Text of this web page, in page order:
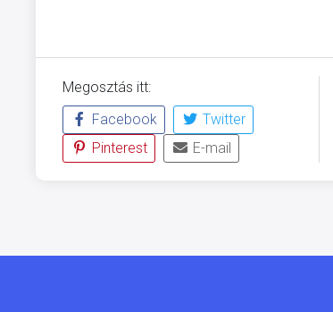
Megosztás itt:
Facebook
Twitter
Pinterest
E-mail